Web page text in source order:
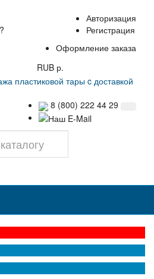
?
Авторизация
Регистрация
Оформление заказа
RUB р.
8 (800) 222 44 29